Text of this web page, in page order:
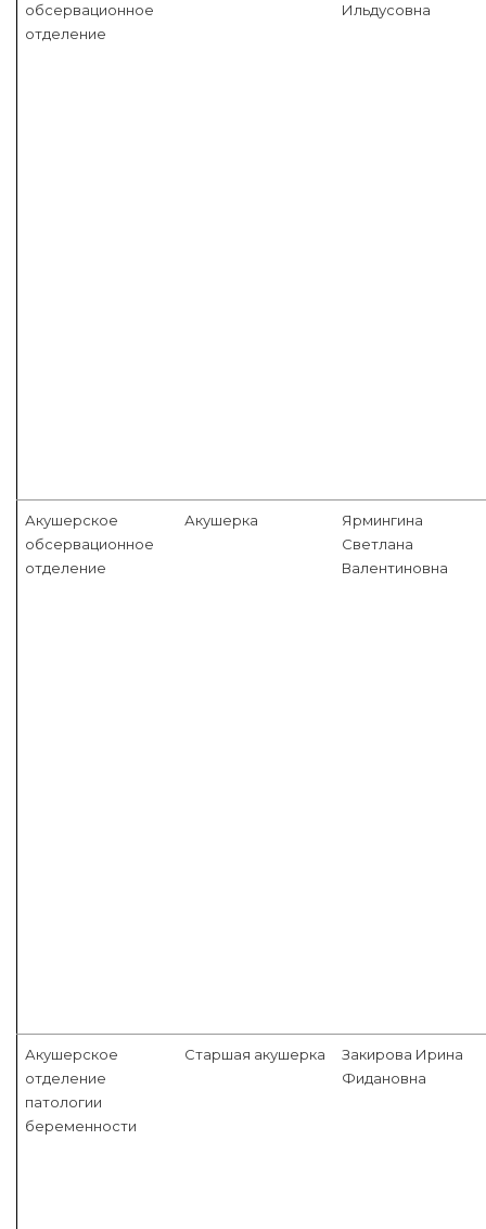
обсервационное
отделение
Ильдусовна
Акушерское
обсервационное
отделение
Акушерка
Ярмингина
Светлана
Валентиновна
Акушерское
отделение
патологии
беременности
Старшая акушерка
Закирова Ирина
Фидановна